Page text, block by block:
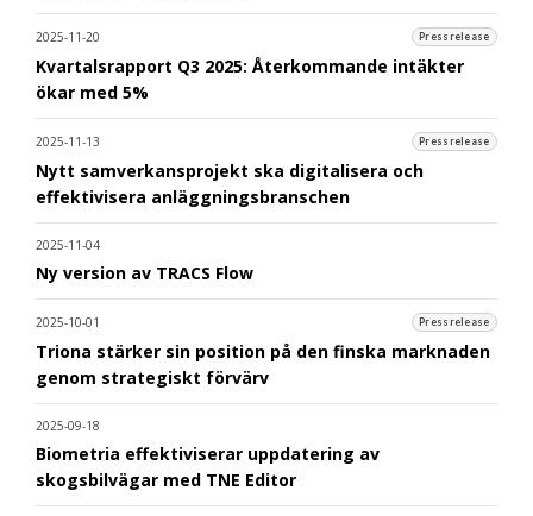
2025-11-20 Pressrelease
Kvartalsrapport Q3 2025: Återkommande intäkter
ökar med 5%
2025-11-13 Pressrelease
Nytt samverkansprojekt ska digitalisera och
effektivisera anläggningsbranschen
2025-11-04
Ny version av TRACS Flow
2025-10-01 Pressrelease
Triona stärker sin position på den finska marknaden
genom strategiskt förvärv
2025-09-18
Biometria effektiviserar uppdatering av
skogsbilvägar med TNE Editor